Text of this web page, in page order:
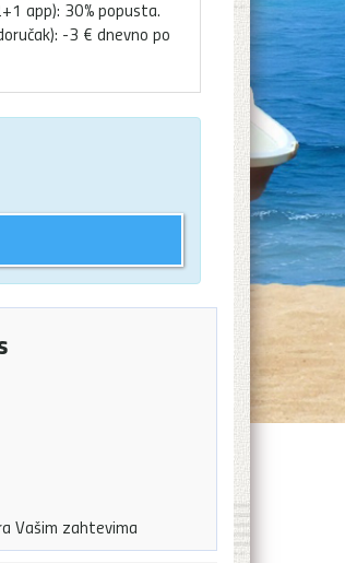
app): 30% popusta.
-3 € dnevno po
Vašim zahtevima